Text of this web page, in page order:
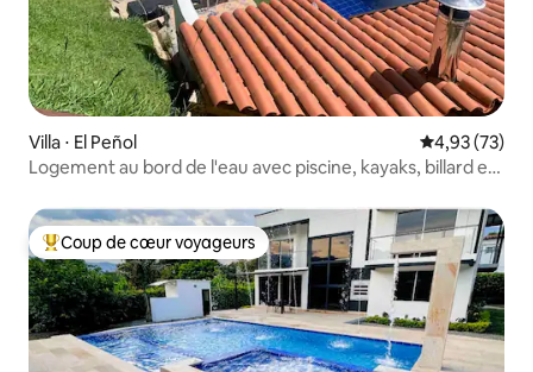
Villa ⋅ El Peñol Évaluation
4,93 (73)
Logement au bord de l'eau avec piscine, kayaks, billard et
Coups de cœur voyageurs les plus appréciés
Coup de cœur voyageurs